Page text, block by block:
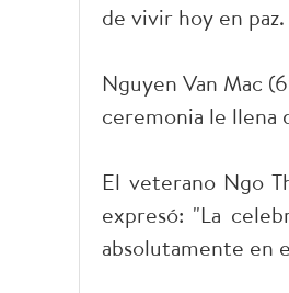
de vivir hoy en paz.
Nguyen Van Mac
ceremonia le llena
El veterano Ngo
expresó: "La
absolutamente en